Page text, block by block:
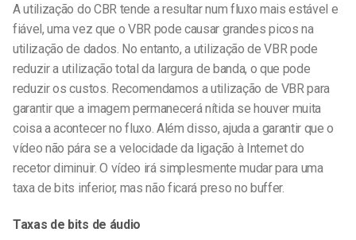
A utilização do CBR tende a resultar num fluxo mais estável e
fiável, uma vez que o VBR pode causar grandes picos na
utilização de dados. No entanto, a utilização de VBR pode
reduzir a utilização total da largura de banda, o que pode
reduzir os custos. Recomendamos a utilização de VBR para
garantir que a imagem permanecerá nítida se houver muita
coisa a acontecer no fluxo. Além disso, ajuda a garantir que o
vídeo não pára se a velocidade da ligação à Internet do
recetor diminuir. O vídeo irá simplesmente mudar para uma
taxa de bits inferior, mas não ficará preso no buffer.
Taxas de bits de áudio